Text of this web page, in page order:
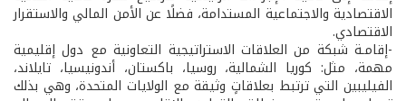
الاقتصادية والاجتماعية المستدامة، فضلًا عن الأمن المالي والاستقرار
الاقتصادي.
-إقامـة شبكة من العلاقات الاستراتيجية التعاونية مع دول إقليمية
مهمة، مثل: كوريا الشمالية، روسيا، باكستان، أندونيسيا، تايلاند،
الفيليبين التي ترتبط بعلاقاتٍ وثيقة مع الولايات المتحدة، وهي بذلك